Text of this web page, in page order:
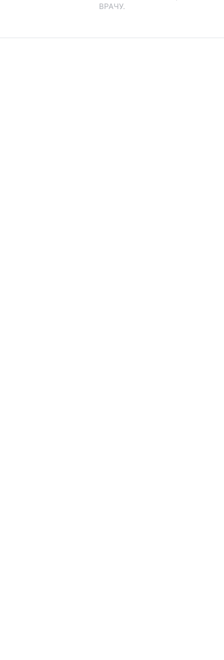
ВРАЧУ.